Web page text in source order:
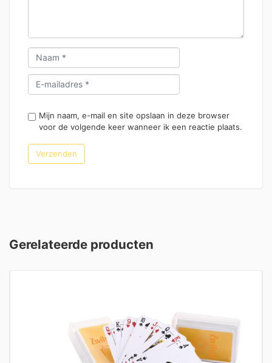
Mijn naam, e-mail en site opslaan in deze browser
voor de volgende keer wanneer ik een reactie plaats.
Gerelateerde producten